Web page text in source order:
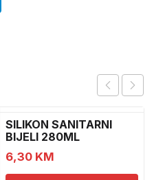
SILIKON SANITARNI
BIJELI 280ML
6,30 KM